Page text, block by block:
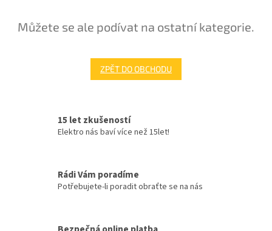
Můžete se ale podívat na ostatní kategorie.
ZPĚT DO OBCHODU
15 let zkušeností
Elektro nás baví více než 15let!
Rádi Vám poradíme
Potřebujete-li poradit obraťte se na nás